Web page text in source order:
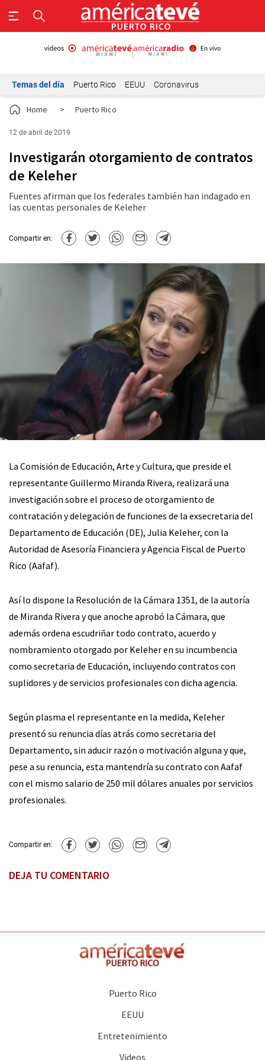
Temas del día Puerto Rico EEUU Coronavirus
Home > Puerto Rico
12 de abril de 2019
Investigarán otorgamiento de contratos
de Keleher
Fuentes afirman que los federales también han indagado en
las cuentas personales de Keleher
Compartir en:
La Comisión de Educación, Arte y Cultura, que preside el
representante Guillermo Miranda Rivera, realizará una
investigación sobre el proceso de otorgamiento de
contratación y delegación de funciones de la exsecretaria del
Departamento de Educación (DE), Julia Keleher, con la
Autoridad de Asesoría Financiera y Agencia Fiscal de Puerto
Rico (Aafaf).
Así lo dispone la Resolución de la Cámara 1351, de la autoría
de Miranda Rivera y que anoche aprobó la Cámara, que
además ordena escudriñar todo contrato, acuerdo y
nombramiento otorgado por Keleher en su incumbencia
como secretaria de Educación, incluyendo contratos con
suplidores y de servicios profesionales con dicha agencia.
Según plasma el representante en la medida, Keleher
presentó su renuncia días atrás como secretaria del
Departamento, sin aducir razón o motivación alguna y que,
pese a su renuncia, esta mantendría su contrato con Aafaf
con el mismo salario de 250 mil dólares anuales por servicios
profesionales.
Compartir en:
DEJA TU COMENTARIO
Puerto Rico
EEUU
Entretenimiento
Videos